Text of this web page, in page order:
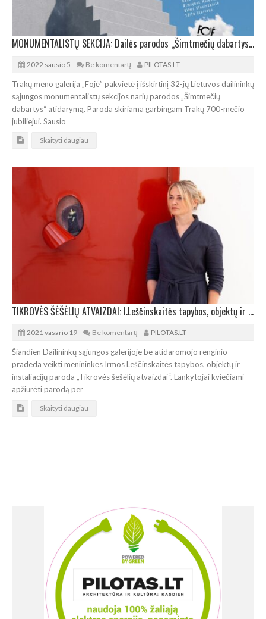
MONUMENTALISTŲ SEKCIJA: Dailės parodos „Šimtmečių dabartys“ atidarymas Trakuose
2022 sausio 5 Be komentarų PILOTAS.LT
Trakų meno galerija „Fojė” pakvietė į išskirtinį 32-jų Lietuvos dailininkų
sąjungos monumentalistų sekcijos narių parodos „Šimtmečių
dabartys“ atidarymą. Paroda skiriama garbingam Trakų 700-mečio
jubiliejui. Sausio
Skaityti daugiau
TIKROVĖS ŠĖŠĖLIŲ ATVAIZDAI: I.Leščinskaitės tapybos, objektų ir instaliacijų paroda
2021 vasario 19 Be komentarų PILOTAS.LT
Šiandien Dailininkų sąjungos galerijoje be atidaromojo renginio
pradeda veikti menininkės Irmos Leščinskaitės tapybos, objektų ir
instaliacijų paroda „Tikrovės šešėlių atvaizdai“. Lankytojai kviečiami
apžiūrėti parodą per
Skaityti daugiau